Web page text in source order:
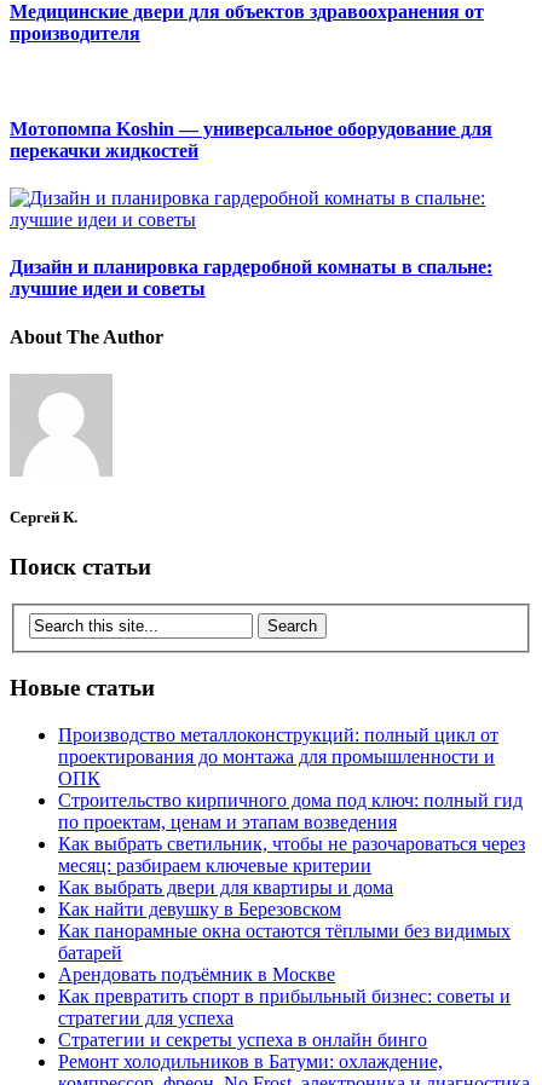
Медицинские двери для объектов здравоохранения от
производителя
Мотопомпа Koshin — универсальное оборудование для
перекачки жидкостей
Дизайн и планировка гардеробной комнаты в спальне:
лучшие идеи и советы
About The Author
Сергей К.
Поиск статьи
Новые статьи
Производство металлоконструкций: полный цикл от
проектирования до монтажа для промышленности и
ОПК
Строительство кирпичного дома под ключ: полный гид
по проектам, ценам и этапам возведения
Как выбрать светильник, чтобы не разочароваться через
месяц: разбираем ключевые критерии
Как выбрать двери для квартиры и дома
Как найти девушку в Березовском
Как панорамные окна остаются тёплыми без видимых
батарей
Арендовать подъёмник в Москве
Как превратить спорт в прибыльный бизнес: советы и
стратегии для успеха
Стратегии и секреты успеха в онлайн бинго
Ремонт холодильников в Батуми: охлаждение,